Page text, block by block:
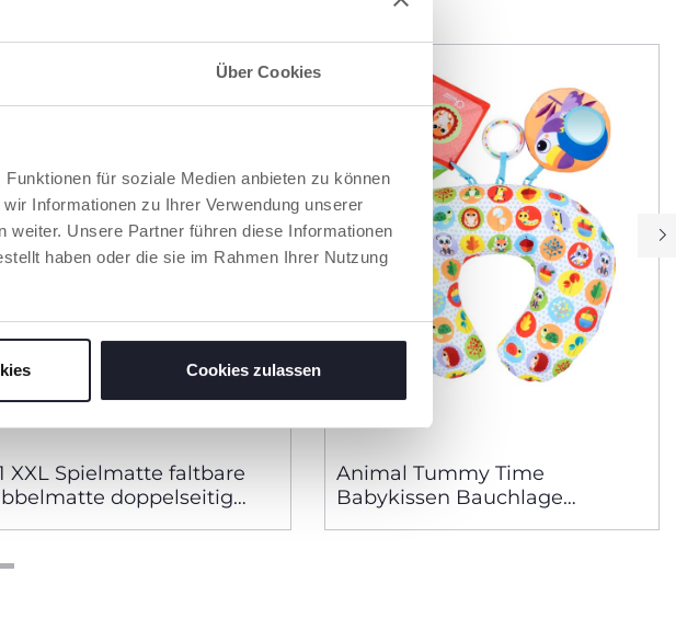
Über Cookies
für soziale Medien anbieten zu können
Informationen zu Ihrer Verwendung unserer
Unsere Partner führen diese Informationen
haben oder die sie im Rahmen Ihrer Nutzung
Cookies zulassen
XXL Spielmatte faltbare
doppelseitig
Animal Tummy Time
Babykissen Bauchlage